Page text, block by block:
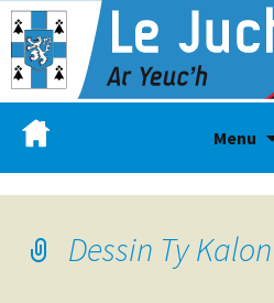
Menu
Dessin Ty Kalon